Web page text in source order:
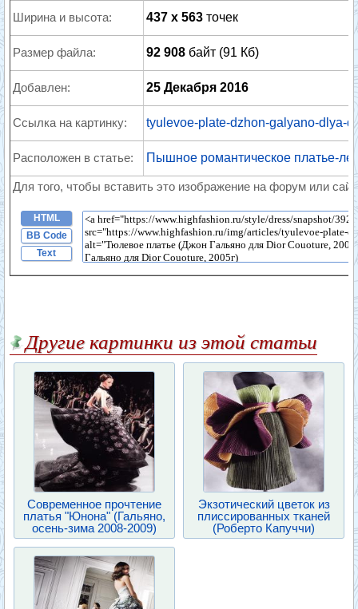
Ширина и высота: 437 x 563 точек
Размер файла: 92 908 байт (91 Кб)
Добавлен: 25 Декабря 2016
Ссылка на картинку: tyulevoe-plate-dzhon-galyano-dlya-
Расположен в статье: Пышное романтическое платье-
Для того, чтобы вставить это изображение на форум или
HTML
BB Code
Text
Другие картинки из этой статьи
Современное прочтение
платья "Юнона" (Гальяно,
осень-зима 2008-2009)
Экзотический цветок из
плиссированных тканей
(Роберто Капуччи)